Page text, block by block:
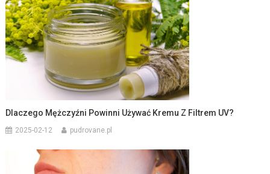
Dlaczego Mężczyźni Powinni Używać Kremu Z Filtrem UV?
2025-02-12 pudrovane.pl